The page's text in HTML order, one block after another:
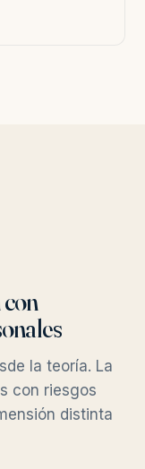
la teoría. La
con riesgos
distinta